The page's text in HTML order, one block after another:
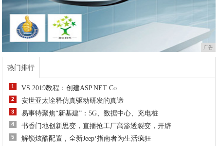
广告
热门排行
1 VS 2019教程：创建ASP.NET Co
2 安世亚太诠释仿真驱动研发的真谛
3 易事特聚焦“新基建”：5G、数据中心、充电桩
4 书香门地创新思变，直播抢工厂高渗透裂变，开辟
5 解锁炫酷配置，全新Jeep⁺指南者为生活疯狂